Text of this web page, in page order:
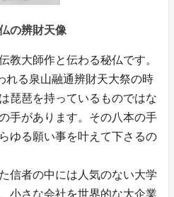
の辨財天像
教大師作と伝わる秘仏です。
れる泉山融通辨財天大祭の時
琵琶を持っているものではな
手があります。その八本の手
ゆる願い事を叶えて下さるの
信者の中には人気のない大学
小さな会社を世界的な大企業